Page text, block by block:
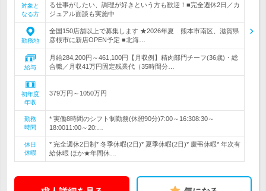
対象と
なる方
る仕事がしたい、調理が好きという方も歓迎！■完全週休2日／カ
ジュアル面談も実施中
勤務地
全国150店舗以上で募集します ★2026年夏 熊本市南区、滋賀県
彦根市に新店OPEN予定 ■北海…
給与
月給284,200円～461,100円【月収例】精肉部門チーフ(36歳)・総
合職／月収41万円固定残業代（35時間分…
初年度
年収
379万円～1050万円
勤務
時間
* 実働8時間のシフト制勤務(休憩90分)7:00～16:308:30～
18:0011:00～20:…
休日
休暇
* 完全週休2日制* 冬季休暇(2日)* 夏季休暇(2日)* 慶弔休暇* 年次有
給休暇 ほか★年間休…